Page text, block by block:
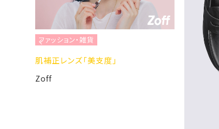
ファッション・雑貨
肌補正レンズ「美支度」
Zoff